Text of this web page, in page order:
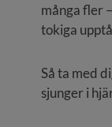
många fler
tokiga
Så ta med
sjunger i